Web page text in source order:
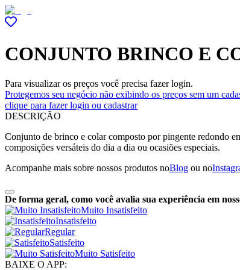
CONJUNTO BRINCO E
Para visualizar os preços você precisa fazer login.
Protegemos seu negócio não exibindo os preços sem um
clique para fazer login ou cadastrar
DESCRIÇÃO
Conjunto de brinco e colar composto por pingente redondo
composições versáteis do dia a dia ou ocasiões especiais.
Acompanhe mais sobre nossos produtos noBlog ou no
De forma geral, como você avalia sua experiência em
Muito Insatisfeito
Insatisfeito
Regular
Satisfeito
Muito Satisfeito
BAIXE O APP: